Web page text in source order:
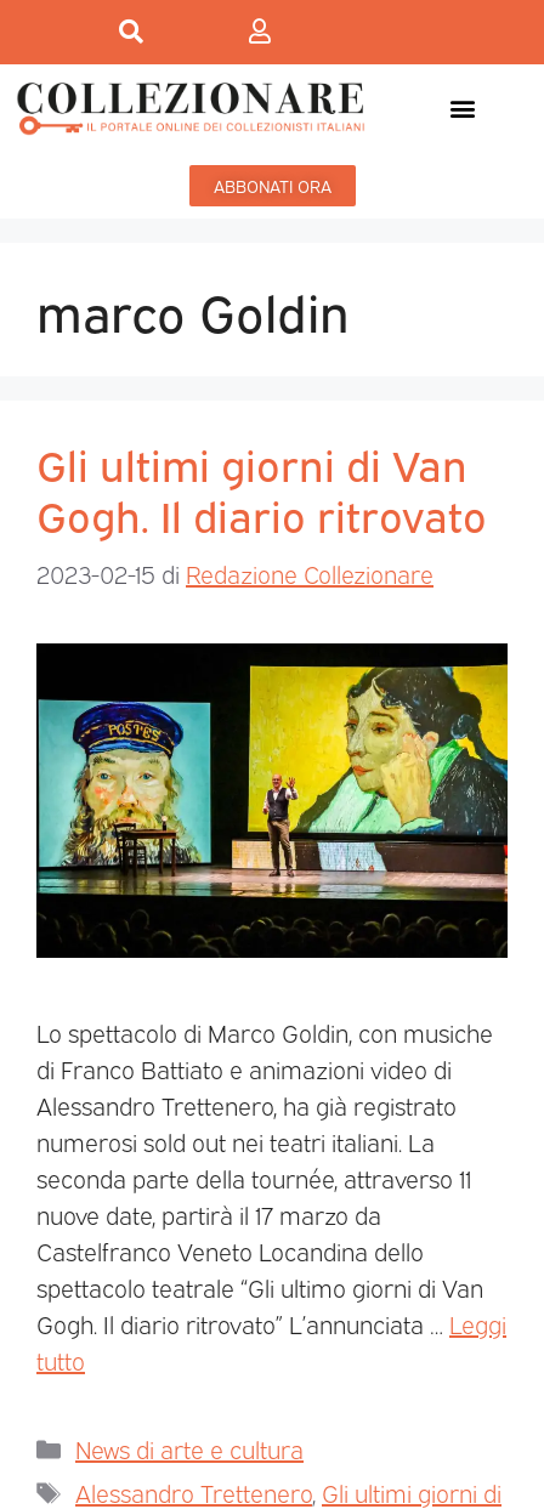
ABBONATI ORA
marco Goldin
Gli ultimi giorni di Van
Gogh. Il diario ritrovato
2023-02-15 di Redazione Collezionare
Lo spettacolo di Marco Goldin, con musiche
di Franco Battiato e animazioni video di
Alessandro Trettenero, ha già registrato
numerosi sold out nei teatri italiani. La
seconda parte della tournée, attraverso 11
nuove date, partirà il 17 marzo da
Castelfranco Veneto Locandina dello
spettacolo teatrale “Gli ultimo giorni di Van
Gogh. Il diario ritrovato” L’annunciata … Leggi
tutto
News di arte e cultura
Alessandro Trettenero Gli ultimi giorni di